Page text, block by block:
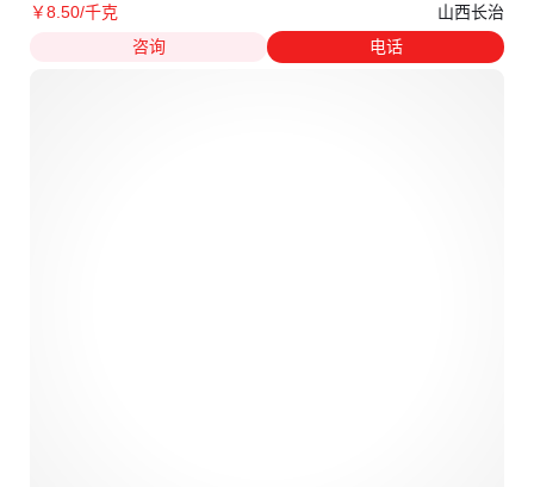
￥8 .50/千克
山西长治
咨询
电话